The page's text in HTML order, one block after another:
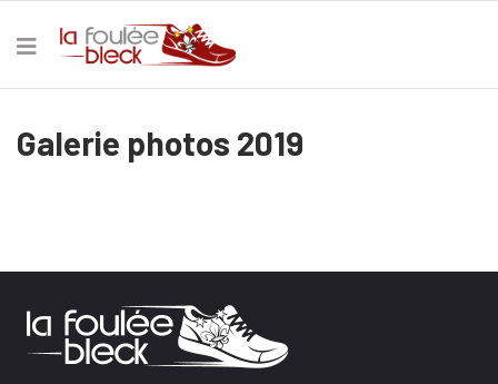
Galerie photos 2019